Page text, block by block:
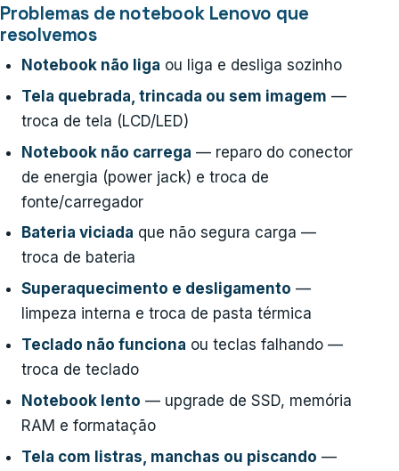
Problemas de notebook Lenovo que
resolvemos
Notebook não liga ou liga e desliga sozinho
Tela quebrada, trincada ou sem imagem —
troca de tela (LCD/LED)
Notebook não carrega — reparo do conector
de energia (power jack) e troca de
fonte/carregador
Bateria viciada que não segura carga —
troca de bateria
Superaquecimento e desligamento —
limpeza interna e troca de pasta térmica
Teclado não funciona ou teclas falhando —
troca de teclado
Notebook lento — upgrade de SSD, memória
RAM e formatação
Tela com listras, manchas ou piscando —